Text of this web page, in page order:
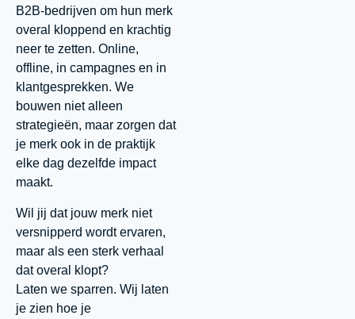
B2B-bedrijven om hun merk
overal kloppend en krachtig
neer te zetten. Online,
offline, in campagnes en in
klantgesprekken. We
bouwen niet alleen
strategieën, maar zorgen dat
je merk ook in de praktijk
elke dag dezelfde impact
maakt.
Wil jij dat jouw merk niet
versnipperd wordt ervaren,
maar als een sterk verhaal
dat overal klopt?
Laten we sparren. Wij laten
je zien hoe je